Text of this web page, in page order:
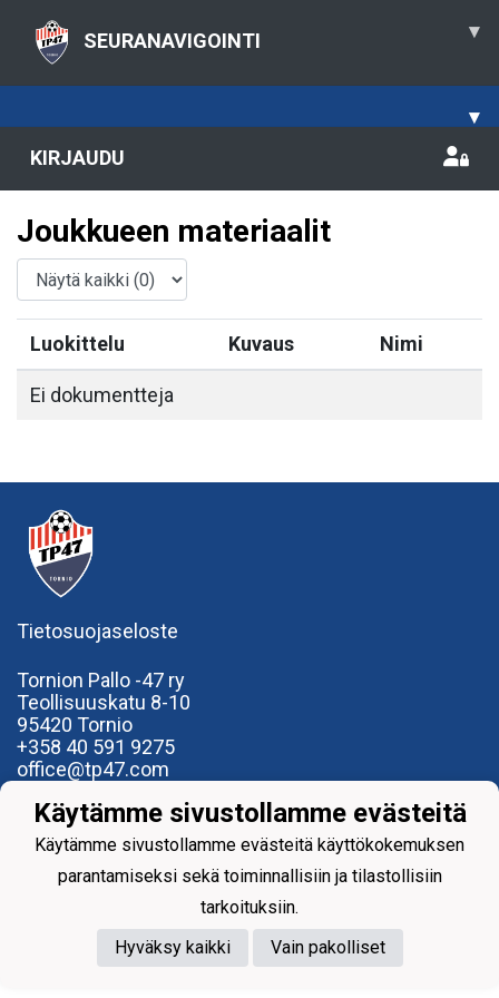
SEURANAVIGOINTI ▾
▾
KIRJAUDU
Joukkueen materiaalit
Luokittelu Kuvaus Nimi
Ei dokumentteja
Tietosuojaseloste
Tornion Pallo -47 ry
Teollisuuskatu 8-10
95420 Tornio
+358 40 591 9275
office@tp47.com
Käytämme sivustollamme evästeitä
Käytämme sivustollamme evästeitä käyttökokemuksen
parantamiseksi sekä toiminnallisiin ja tilastollisiin
tarkoituksiin.
Hyväksy kaikki
Vain pakolliset